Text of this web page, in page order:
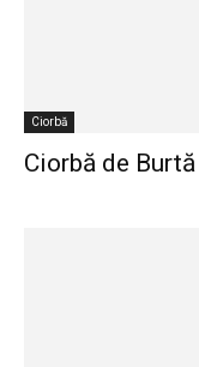
Ciorbă
Ciorbă de Burtă